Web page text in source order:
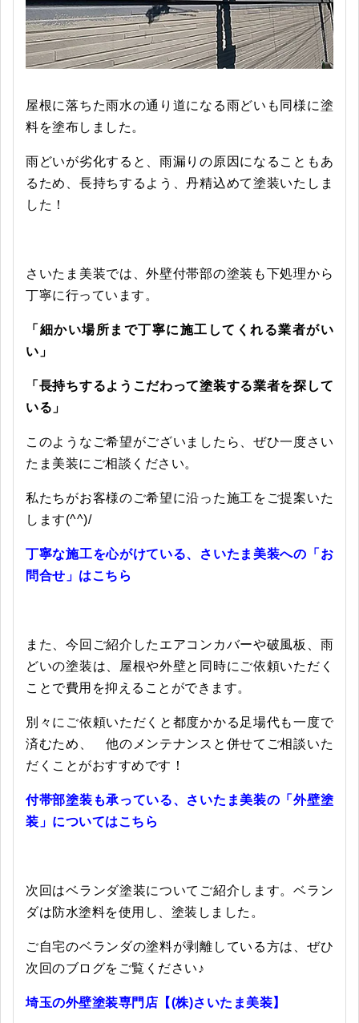
屋根に落ちた雨水の通り道になる雨どいも同様に塗
料を塗布しました。
雨どいが劣化すると、雨漏りの原因になることもあ
るため、長持ちするよう、丹精込めて塗装いたしま
した！
さいたま美装では、外壁付帯部の塗装も下処理から
丁寧に行っています。
「細かい場所まで丁寧に施工してくれる業者がい
い」
「長持ちするようこだわって塗装する業者を探して
いる」
このようなご希望がございましたら、ぜひ一度さい
たま美装にご相談ください。
私たちがお客様のご希望に沿った施工をご提案いた
します(^^)/
丁寧な施工を心がけている、さいたま美装への「お
問合せ」はこちら
また、今回ご紹介したエアコンカバーや破風板、雨
どいの塗装は、屋根や外壁と同時にご依頼いただく
ことで費用を抑えることができます。
別々にご依頼いただくと都度かかる足場代も一度で
済むため、 他のメンテナンスと併せてご相談いた
だくことがおすすめです！
付帯部塗装も承っている、さいたま美装の「外壁塗
装」についてはこちら
次回はベランダ塗装についてご紹介します。ベラン
ダは防水塗料を使用し、塗装しました。
ご自宅のベランダの塗料が剥離している方は、ぜひ
次回のブログをご覧ください♪
埼玉の外壁塗装専門店【(株)さいたま美装】